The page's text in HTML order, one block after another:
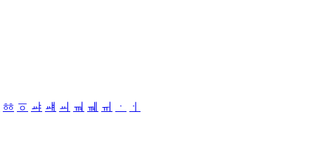
ㆅ ㆆ ㆇ ㆈ ㆉ ㆊ ㆋ ㆌ ㆍ
ㆎ